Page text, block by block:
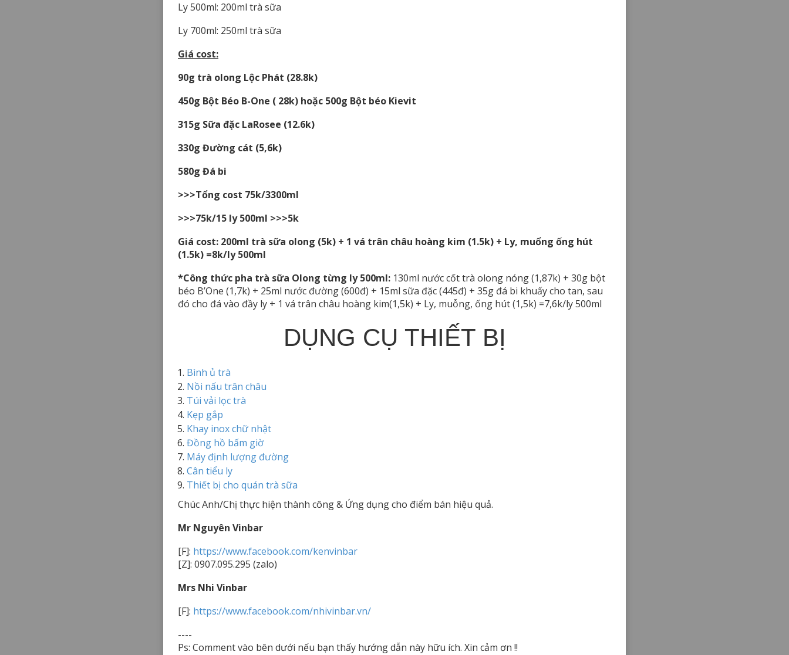
Ly 500ml: 200ml trà sữa
Ly 700ml: 250ml trà sữa
Giá cost:
90g trà olong Lộc Phát (28.8k)
450g Bột Béo B-One ( 28k) hoặc 500g Bột béo Kievit
315g Sữa đặc LaRosee (12.6k)
330g Đường cát (5,6k)
580g Đá bi
>>>Tổng cost 75k/3300ml
>>>75k/15 ly 500ml >>>5k
Giá cost: 200ml trà sữa olong (5k) + 1 vá trân châu hoàng kim (1.5k) + Ly, muổng ống hút
(1.5k) =8k/ly 500ml
*Công thức pha trà sữa Olong từng ly 500ml: 130ml nước cốt trà olong nóng (1,87k) + 30g bột
béo B’One (1,7k) + 25ml nước đường (600đ) + 15ml sữa đặc (445đ) + 35g đá bi khuấy cho tan, sau
đó cho đá vào đầy ly + 1 vá trân châu hoàng kim(1,5k) + Ly, muỗng, ống hút (1,5k) =7,6k/ly 500ml
DỤNG CỤ THIẾT BỊ
Bình ủ trà
Nồi nấu trân châu
Túi vải lọc trà
Kẹp gắp
Khay inox chữ nhật
Đồng hồ bấm giờ
Máy định lượng đường
Cân tiểu ly
Thiết bị cho quán trà sữa
Chúc Anh/Chị thực hiện thành công & Ứng dụng cho điểm bán hiệu quả.
Mr Nguyên Vinbar
[F]: https://www.facebook.com/kenvinbar
[Z]: 0907.095.295 (zalo)
Mrs Nhi Vinbar
[F]: https://www.facebook.com/nhivinbar.vn/
----
Ps: Comment vào bên dưới nếu bạn thấy hướng dẫn này hữu ích. Xin cảm ơn !!